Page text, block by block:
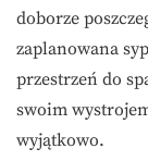
doborze
zaplanowana
przestrzeń do
swoim
wyjątkowo.